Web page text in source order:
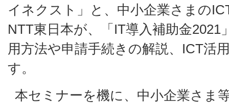
イネクスト」と、中小企業さまの
NTT東日本が、「IT導入補助金2021
用方法や申請手続きの解説、ICT活
す。
本セミナーを機に、中小企業さま